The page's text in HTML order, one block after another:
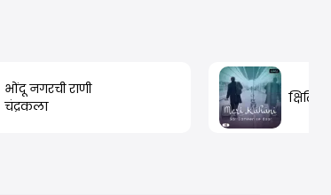
भोंदू नगरची राणी
चंद्रकला